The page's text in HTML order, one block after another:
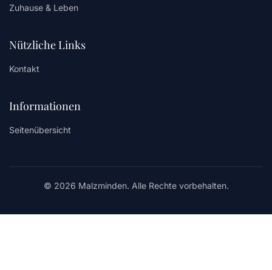
Zuhause & Leben
Nützliche Links
Kontakt
Informationen
Seitenübersicht
© 2026 Malzminden. Alle Rechte vorbehalten.